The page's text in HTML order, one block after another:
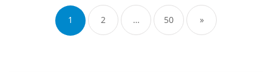
navigation
1 2 … 50 »